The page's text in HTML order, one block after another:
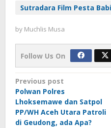
Sutradara Film Pesta
by Muchlis Musa
Follow Us On
Post
navigation
Previous post
Polwan Polres
Lhoksemawe dan Satpol
PP/WH Aceh Utara Patroli
di Geudong, ada Apa?